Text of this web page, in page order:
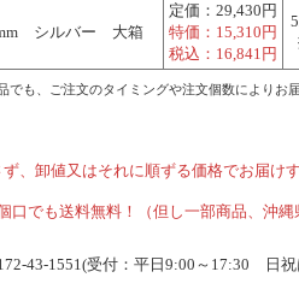
シルバー 大箱
定価： 29,430円
特価： 15,310円
税込： 16,841円
でも、ご注文のタイミングや注文個数によりお
、卸値又はそれに順ずる価格でお届けす
でも送料無料！（但し一部商品、沖縄
43-1551(受付：平日9:00～17:30 日